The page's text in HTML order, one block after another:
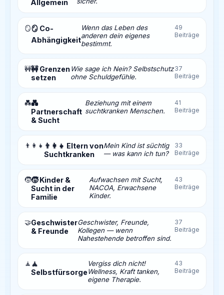
Allgemein
🪞🪞 Co-
Abhängigkeit
Wenn das Leben des
anderen dein eigenes
bestimmt.
49
Beiträge
🚧🚧 Grenzen
setzen
Wie sage ich Nein? Selbstschutz
ohne Schuldgefühle.
37
Beiträge
💑💑
Partnerschaft
& Sucht
Beziehung mit einem
suchtkranken Menschen.
41
Beiträge
👨‍👩‍👧 👨‍👩‍👧 Eltern von
Suchtkranken
Mein Kind ist süchtig
— was kann ich tun?
33
Beiträge
🧒🧒 Kinder &
Sucht in der
Familie
Aufwachsen mit Sucht,
NACOA, Erwachsene
Kinder.
43
Beiträge
🤝Geschwister
& Freunde
Geschwister, Freunde,
Kollegen — wenn
Nahestehende betroffen sind.
37
Beiträge
🧘 🧘
Selbstfürsorge
Vergiss dich nicht!
Wellness, Kraft tanken,
eigene Therapie.
43
Beiträge